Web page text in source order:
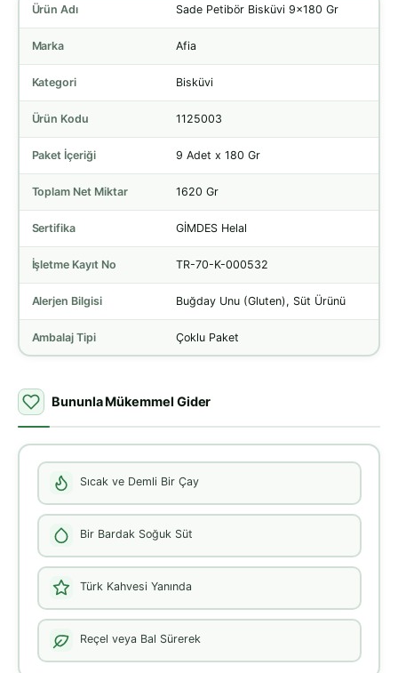
Ürün Adı Sade Petibör Bisküvi 9x180 Gr
Marka Afia
Kategori Bisküvi
Ürün Kodu 1125003
Paket İçeriği 9 Adet x 180 Gr
Toplam Net Miktar 1620 Gr
Sertifika GİMDES Helal
İşletme Kayıt No TR-70-K-000532
Alerjen Bilgisi Buğday Unu (Gluten), Süt Ürünü
Ambalaj Tipi Çoklu Paket
Bununla Mükemmel Gider
Sıcak ve Demli Bir Çay
Bir Bardak Soğuk Süt
Türk Kahvesi Yanında
Reçel veya Bal Sürerek